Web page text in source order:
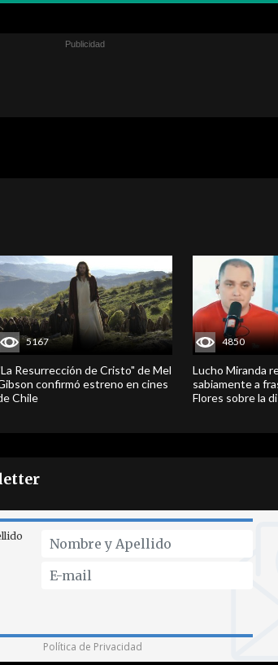
5167
Resurrección de Cristo" de Mel
confirmó estreno en cines
Chile
4850
Lucho Miranda
sabiamente a
Flores sobre la
Política de Privacidad